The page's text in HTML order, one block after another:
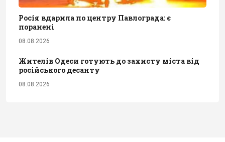
Росія вдарила по центру Павлограда: є
поранені
08.08.2026
Жителів Одеси готують до захисту міста від
російського десанту
08.08.2026